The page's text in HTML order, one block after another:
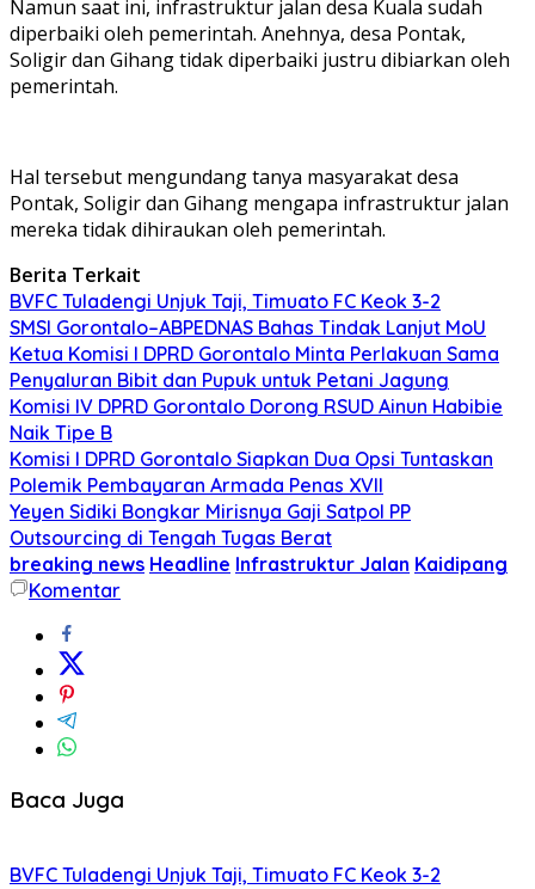
Namun saat ini, infrastruktur jalan desa Kuala sudah
diperbaiki oleh pemerintah. Anehnya, desa Pontak,
Soligir dan Gihang tidak diperbaiki justru dibiarkan oleh
pemerintah.
Hal tersebut mengundang tanya masyarakat desa
Pontak, Soligir dan Gihang mengapa infrastruktur jalan
mereka tidak dihiraukan oleh pemerintah.
Berita Terkait
BVFC Tuladengi Unjuk Taji, Timuato FC Keok 3-2
SMSI Gorontalo–ABPEDNAS Bahas Tindak Lanjut MoU
Ketua Komisi I DPRD Gorontalo Minta Perlakuan Sama
Penyaluran Bibit dan Pupuk untuk Petani Jagung
Komisi IV DPRD Gorontalo Dorong RSUD Ainun Habibie
Naik Tipe B
Komisi I DPRD Gorontalo Siapkan Dua Opsi Tuntaskan
Polemik Pembayaran Armada Penas XVII
Yeyen Sidiki Bongkar Mirisnya Gaji Satpol PP
Outsourcing di Tengah Tugas Berat
breaking news Headline Infrastruktur Jalan Kaidipang
Komentar
Baca Juga
BVFC Tuladengi Unjuk Taji, Timuato FC Keok 3-2